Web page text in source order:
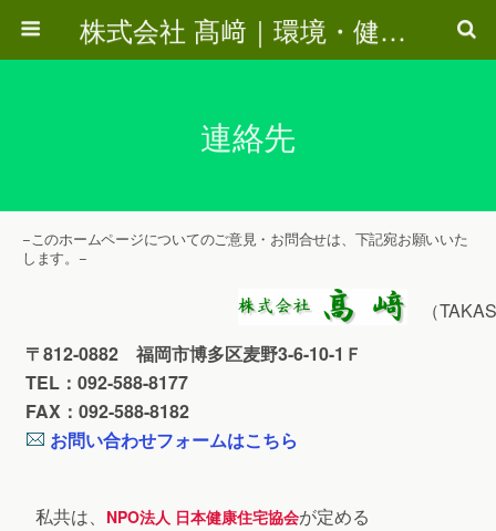
株式会社 髙﨑｜環境・健康・エコ・インターネットビジネスツール・木材関連
連絡先
−このホームページについてのご意見・お問合せは、下記宛お願いいた
します。−
（
〒812-0882 福岡市博多区麦野3-6-10-1Ｆ
TEL：092-588-8177
FAX：092-588-8182
お問い合わせフォームはこちら
私共は、 NPO法人 日本健康住宅協会が定める